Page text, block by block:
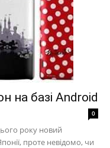
на базі Android
0
року новий
проте невідомо, чи